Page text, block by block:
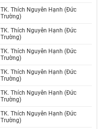
TK. Thích Nguyên Hạnh (Đức
Trường)
TK. Thích Nguyên Hạnh (Đức
Trường)
TK. Thích Nguyên Hạnh (Đức
Trường)
TK. Thích Nguyên Hạnh (Đức
Trường)
TK. Thích Nguyên Hạnh (Đức
Trường)
TK. Thích Nguyên Hạnh (Đức
Trường)